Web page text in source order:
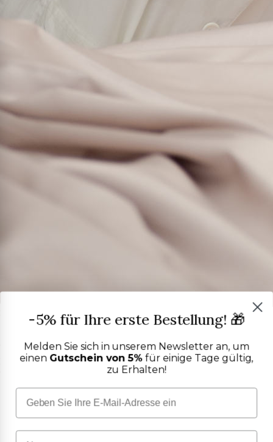
PUROCOTONE KUNDENSERVICE
Sprechen Sie mit einem echten Menschen
Wir helfen Ihnen, die richtige Größe und den passenden Stoff zu wählen und
Ihre Bestellung sorgenfrei abzuschließen. Keine Roboter, keine unnötige
Fragenzu unseren handgefertigtenMaßanfertigungen
Die passendeGrößeund den passendenStofffür Sie finden
EineBestellungmit unserer Unterstützung abschließen
-5% für Ihre erste Bestellung! 🎁
Melden Sie sich in unserem Newsletter an, um
einen Gutschein von 5% für einige Tage gültig,
zu Erhalten!